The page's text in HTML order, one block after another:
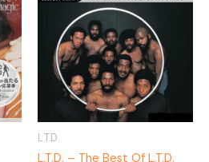
L.T.D.
L.T.D. – The Best Of L.T.D.